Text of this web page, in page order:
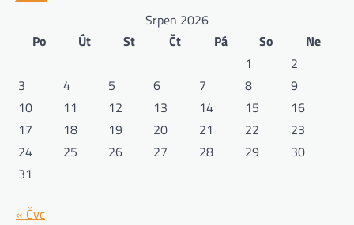
Srpen 2026
Po
Út St Čt Pá So
Ne
1
2
3
4 5 6 7 8
9
10
11 12 13 14 15
16
17
18 19 20 21 22
23
24
25 26 27 28 29
30
31
« Čvc